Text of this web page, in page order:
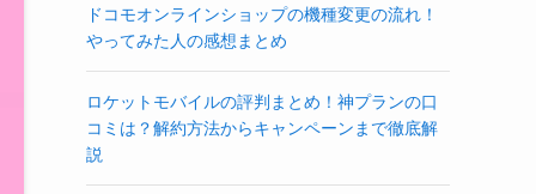
ドコモオンラインショップの機種変更の流れ！
やってみた人の感想まとめ
ロケットモバイルの評判まとめ！神プランの口
コミは？解約方法からキャンペーンまで徹底解
説